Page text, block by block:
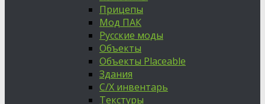
Прицепы
Мод ПАК
Русские моды
Объекты
Объекты Placeable
Здания
С/Х инвентарь
Текстуры